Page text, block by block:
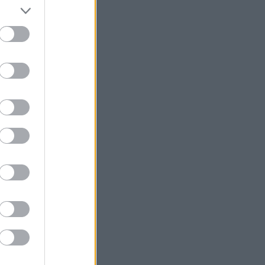
Τραμπ: Νέα προσπάθεια
απομάκρυνσης της Λίζα Κουκ παρά το
Φωτιά στη Σητεία - Μεγάλη
Σχέδια Βελτίωσης: Υπεγράφη η ΚΥΑ -
Ανοίγει ο δρόμος για επενδύσεις 263,5
εκατ. ευρώ
και Ουγγαρία
2025 για διορθώσεις μετά την
τελευταία πληρωμή
AI: Η νέα μηχανή της παγκόσμιας
οικονομίας και οι κίνδυνοι της